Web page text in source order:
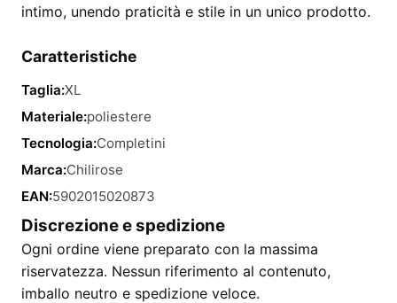
intimo, unendo praticità e stile in un unico prodotto.
Caratteristiche
Taglia:XL
Materiale:poliestere
Tecnologia:Completini
Marca:Chilirose
EAN:5902015020873
Discrezione e spedizione
Ogni ordine viene preparato con la massima
riservatezza. Nessun riferimento al contenuto,
imballo neutro e spedizione veloce.